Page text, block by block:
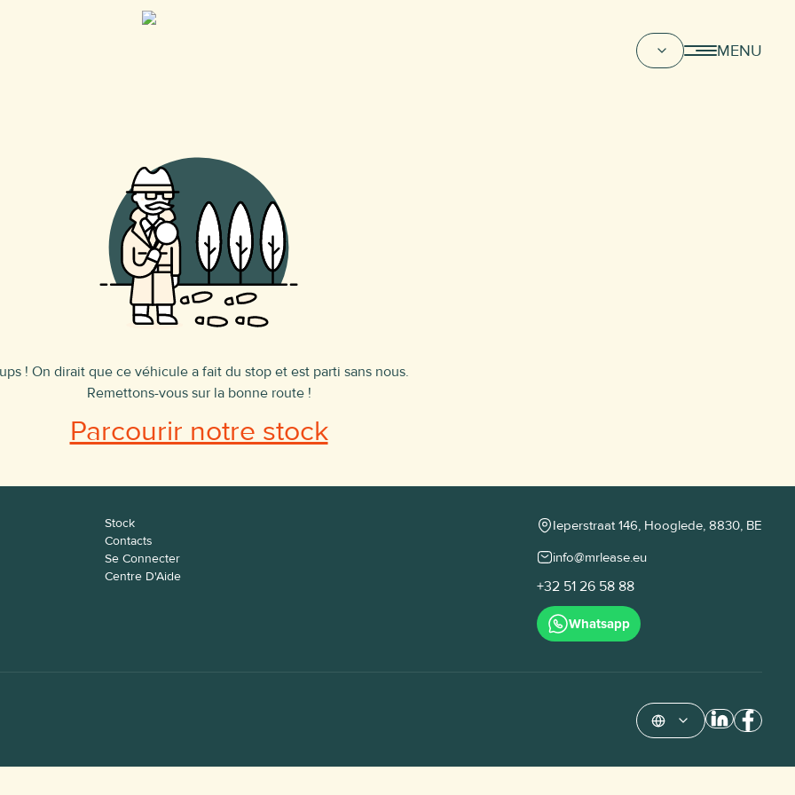
MENU
! On dirait que ce véhicule a fait du stop et est parti sans nous.
Remettons-vous sur la bonne route !
Parcourir notre stock
Stock
Contacts
Se Connecter
Centre D'Aide
Ieperstraat 146, Hooglede, 8830, BE
info@mrlease.eu
+32 51 26 58 88
Whatsapp